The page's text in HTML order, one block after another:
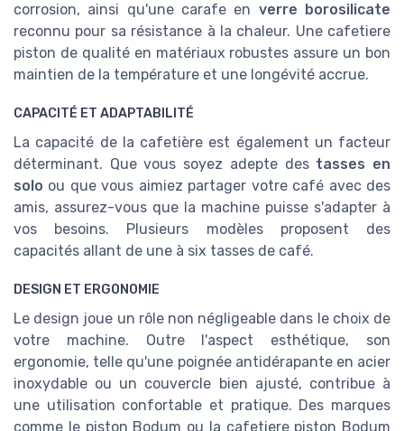
corrosion, ainsi qu'une carafe en verre borosilicate
reconnu pour sa résistance à la chaleur. Une cafetiere
piston de qualité en matériaux robustes assure un bon
maintien de la température et une longévité accrue.
CAPACITÉ ET ADAPTABILITÉ
La capacité de la cafetière est également un facteur
déterminant. Que vous soyez adepte des tasses en
solo ou que vous aimiez partager votre café avec des
amis, assurez-vous que la machine puisse s'adapter à
vos besoins. Plusieurs modèles proposent des
capacités allant de une à six tasses de café.
DESIGN ET ERGONOMIE
Le design joue un rôle non négligeable dans le choix de
votre machine. Outre l'aspect esthétique, son
ergonomie, telle qu'une poignée antidérapante en acier
inoxydable ou un couvercle bien ajusté, contribue à
une utilisation confortable et pratique. Des marques
comme le piston Bodum ou la cafetiere piston Bodum